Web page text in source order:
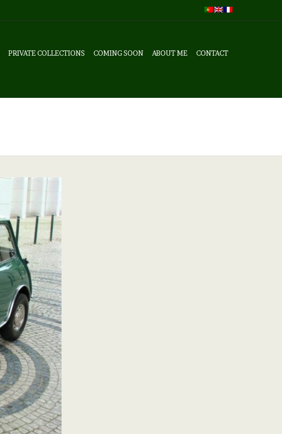
PRIVATE COLLECTIONS COMING SOON ABOUT ME CONTACT